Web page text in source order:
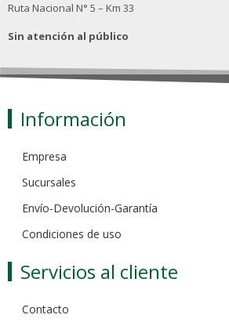
Ruta Nacional N° 5 – Km 33
Sin atención al público
Información
Empresa
Sucursales
Envío-Devolución-Garantía
Condiciones de uso
Servicios al cliente
Contacto